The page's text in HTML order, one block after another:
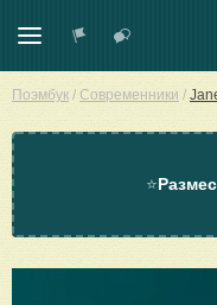
Поэмбук / Современники /
⭐